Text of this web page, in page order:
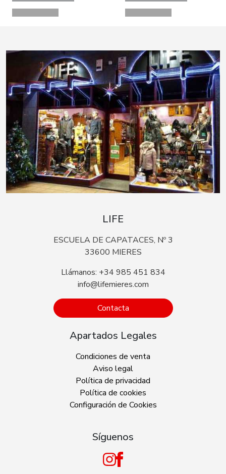
LIFE
ESCUELA DE CAPATACES, Nº 3
33600 MIERES
Llámanos: +34 985 451 834
info@lifemieres.com
Contacta
Apartados Legales
Condiciones de venta
Aviso legal
Política de privacidad
Política de cookies
Configuración de Cookies
Síguenos